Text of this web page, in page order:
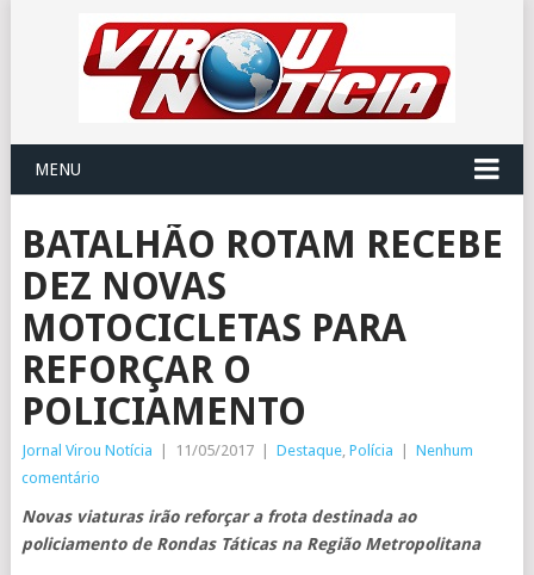
MENU
BATALHÃO ROTAM RECEBE
DEZ NOVAS
MOTOCICLETAS PARA
REFORÇAR O
POLICIAMENTO
Jornal Virou Notícia 11/05/2017 Destaque, Polícia
Nenhum
comentário
Novas viaturas irão reforçar a frota destinada ao
policiamento de Rondas Táticas na Região Metropolitana